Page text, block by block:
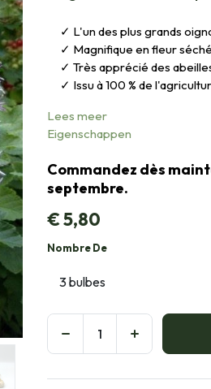
L'un des plus grands
Magnifique en fleur
Très apprécié des
Issu à 100 % de
Lees meer
Eigenschappen
Commandez dès
septembre.
€5,80
Nombre De